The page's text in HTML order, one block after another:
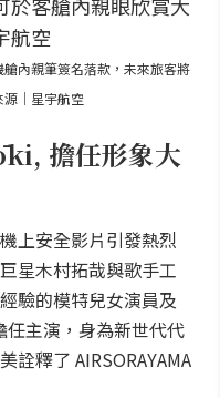
內親筆簽名落款，未來旅客將
｜星宇航空
擔任形象大
上安全影片引發熱烈
星木村拓哉與歌手工
驗的模特兒女演員及
主演，身為新世代代
詮釋了 AIRSORAYAMA